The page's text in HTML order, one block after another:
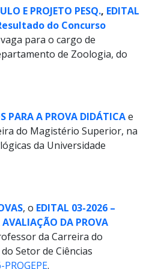
E PROJETO PESQ., EDITAL
do Concurso
para o cargo de
de Zoologia, do
PARA A PROVA DIDÁTICAe
do Magistério Superior, na
da Universidade
, o EDITAL 03-2026 –
DA PROVA
da Carreira do
Setor de Ciências
.